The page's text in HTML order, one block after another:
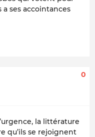
ses accointances
0
la littérature
qu’ils se rejoignent